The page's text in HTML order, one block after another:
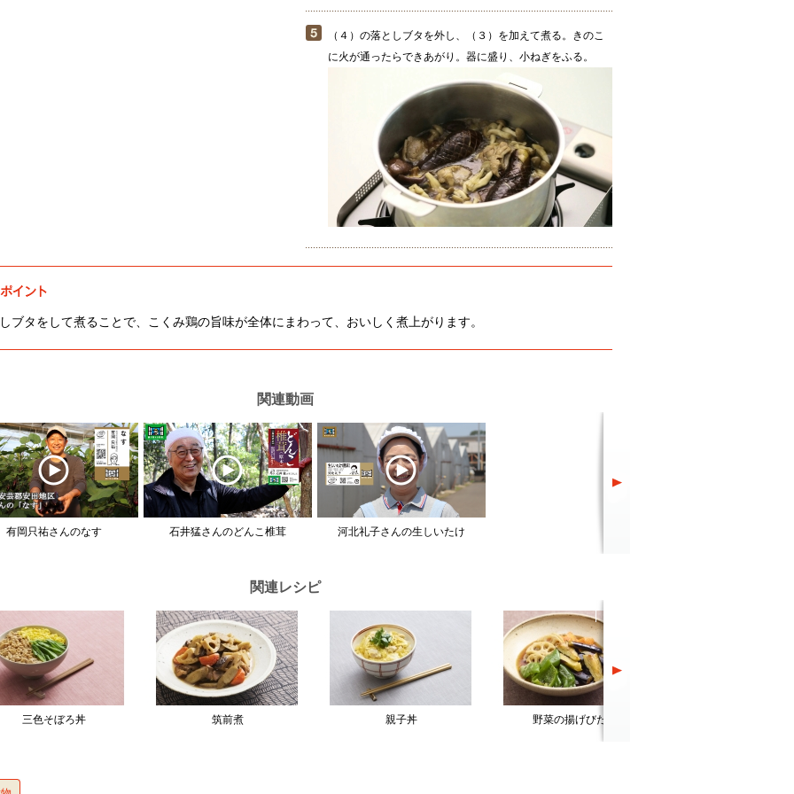
（４）の落としブタを外し、（３）を加えて煮る。きのこ
に火が通ったらできあがり。器に盛り、小ねぎをふる。
ブタをして煮ることで、こくみ鶏の旨味が全体にまわって、おいしく煮上がります。
関連動画
有岡只祐さんのなす 石井猛さんのどんこ椎茸 河北礼子さんの生しいたけ
関連レシピ
三色そぼろ丼 筑前煮 親子丼 野菜の揚げびたし